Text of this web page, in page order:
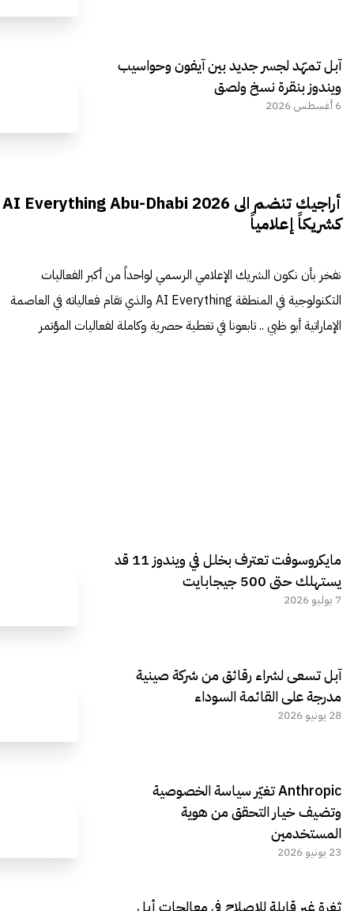
آبل تمهّد لجسر جديد بين آيفون وحواسيب
ويندوز بنقرة نسخ ولصق
6 أغسطس 2026
أراجيك تنضم الى AI Everything Abu-Dhabi 2026
كشريكاً إعلامياً
نفخر بأن نكون الشريك الإعلامي الرسمي لواحداً من أكبر الفعاليات
التكنولوجية في المنطقة AI Everything والذي تقام فعالياته في العاصمة
الإماراتية أبو ظبي .. تابعونا في تغطية حصرية وكاملة لفعاليات المؤتمر
مايكروسوفت تعترف بخلل في ويندوز 11 قد
يستهلك حتى 500 جيجابايت
7 يوليو 2026
آبل تسعى لشراء رقائق من شركة صينية
مدرجة على القائمة السوداء
28 يونيو 2026
Anthropic تغيّر سياسة الخصوصية
وتضيف خيار التحقق من هوية
المستخدمين
23 يونيو 2026
ثغرة غير قابلة للإصلاح في معالجات أبل